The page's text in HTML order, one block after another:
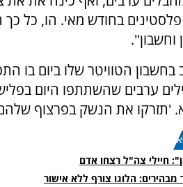
בחודש מאי. הו, כל
וחשבון".
בחשבון הטוויטר שלו ביום
ערבים שהשתתפו היום
'תזרקו את הנשק בפרצוף
חיילי צה"ל רצחו אדם
מבהירים: הלוגו צורף ללא אישור